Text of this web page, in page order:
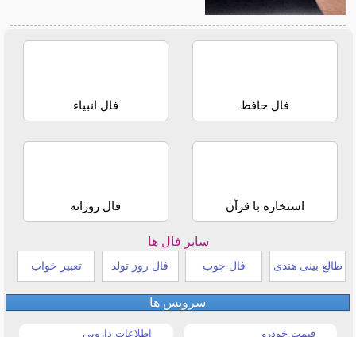
فال حافظ فال انبیاء
استخاره با قرآن فال روزانه
سایر فال ها
طالع بینی هندی فال چوب فال روز تولد تعبیر خواب
سرویس ها
قیمت خودرو اطلاعات دارویی